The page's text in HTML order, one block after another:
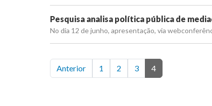
Pesquisa analisa política pública de
No dia 12 de junho, apresentação, via
Anterior 1 2 3 4